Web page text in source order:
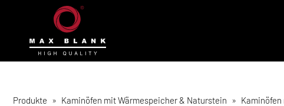
Produkte » Kaminöfen mit Wärmespeicher & Naturstein »